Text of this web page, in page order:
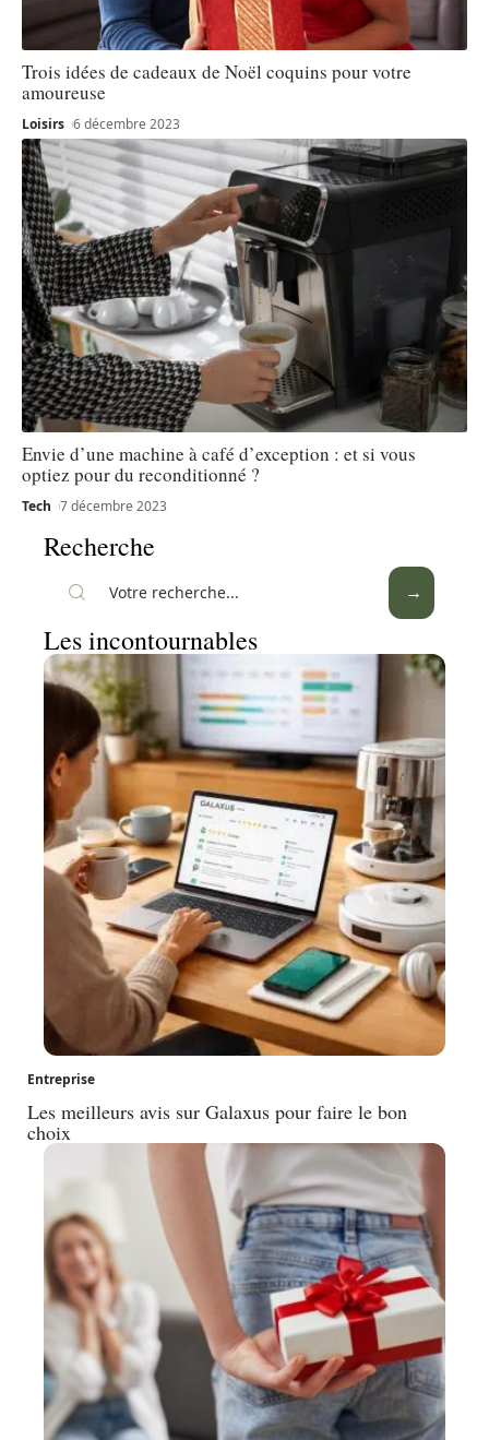
Trois idées de cadeaux de Noël coquins pour votre
amoureuse
Loisirs 6 décembre 2023
Envie d’une machine à café d’exception : et si vous
optiez pour du reconditionné ?
Tech 7 décembre 2023
Recherche
Les incontournables
Entreprise
Les meilleurs avis sur Galaxus pour faire le bon
choix